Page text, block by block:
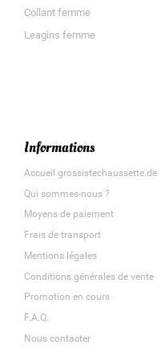
Collant femme
Leagins femme
Informations
Accueil grossistechaussette.de
Qui sommes-nous ?
Moyens de paiement
Frais de transport
Mentions légales
Conditions générales de vente
Promotion en cours
F.A.Q.
Nous contacter